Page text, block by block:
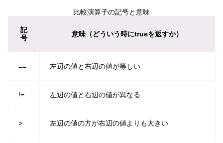
比較演算子の記号と意味
記
号
意味（どういう時にtrueを返すか）
== 左辺の値と右辺の値が等しい
!= 左辺の値と右辺の値が異なる
> 左辺の値の方が右辺の値よりも大きい